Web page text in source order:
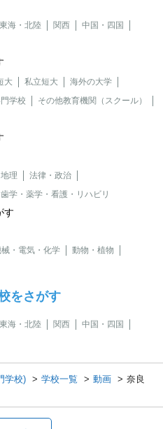
東海・北陸 関西
中国・四国
大 私立短大
海外の大学
学校
その他教育機関（スクール）
理
法律・政治
学・薬学・看護・リハビリ
す
・電気・化学
動物・植物
をさがす
東海・北陸 関西
中国・四国
学校) 学校一覧 動画
奈良